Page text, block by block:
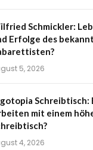
Schmickler:
Erfolge des
5, 2026
Schreibtisch:
mit einem
4, 2026